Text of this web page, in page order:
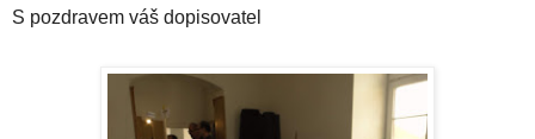
S pozdravem váš dopisovatel